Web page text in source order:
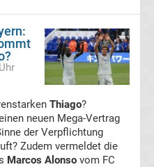
Thiago?
neuen Mega-Vertrag
der Verpflichtung
Zudem vermeldet die
Marcos Alonso vom FC